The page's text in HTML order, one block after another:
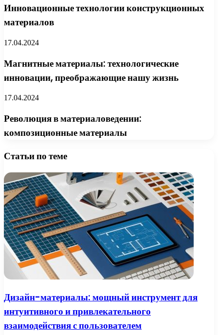
Инновационные технологии конструкционных
материалов
17.04.2024
Магнитные материалы: технологические
инновации, преображающие нашу жизнь
17.04.2024
Революция в материаловедении:
композиционные материалы
Статьи по теме
Дизайн-материалы: мощный инструмент для
интуитивного и привлекательного
взаимодействия с пользователем